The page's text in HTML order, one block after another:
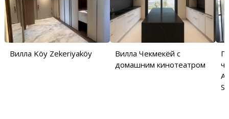
Вилла Köy Zekeriyaköy
Вилла Чекмекёй с
домашним кинотеатром